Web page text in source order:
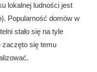
lokalnej ludności jest
Popularność domów w
stało się na tyle
zaczęto się temu